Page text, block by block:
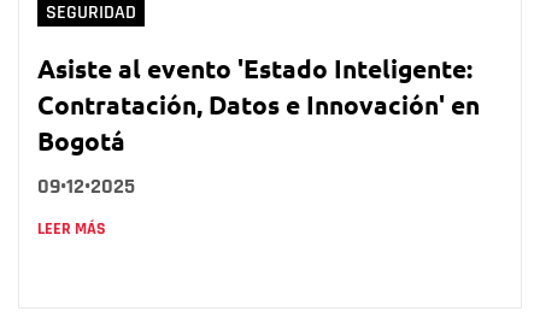
SEGURIDAD
Asiste al evento 'Estado Inteligente:
Contratación, Datos e Innovación' en
Bogotá
09•12•2025
LEER MÁS